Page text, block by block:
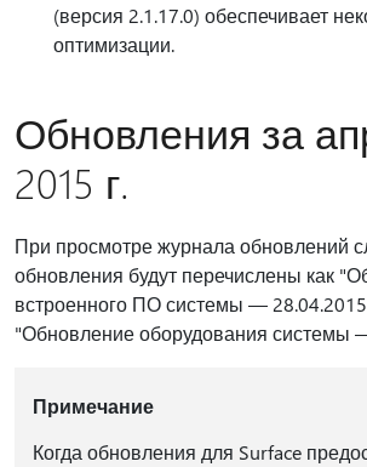
(версия 2.1.17.0) обеспечивает
оптимизации.
Обновления за
2015 г.
При просмотре журнала обновлений
обновления будут перечислены как
встроенного ПО системы —
"Обновление оборудования системы
Примечание
Когда обновления для Surface